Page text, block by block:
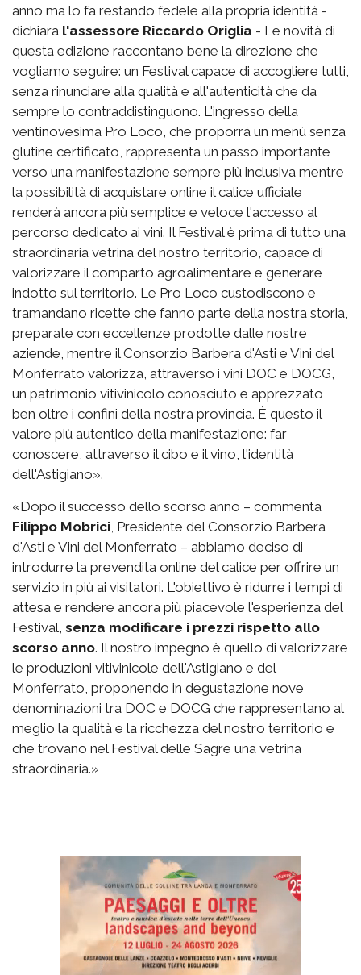
anno ma lo fa restando fedele alla propria identità -
dichiara l'assessore Riccardo Origlia - Le novità di
questa edizione raccontano bene la direzione che
vogliamo seguire: un Festival capace di accogliere tutti,
senza rinunciare alla qualità e all'autenticità che da
sempre lo contraddistinguono. L'ingresso della
ventinovesima Pro Loco, che proporrà un menù senza
glutine certificato, rappresenta un passo importante
verso una manifestazione sempre più inclusiva mentre
la possibilità di acquistare online il calice ufficiale
renderà ancora più semplice e veloce l'accesso al
percorso dedicato ai vini. Il Festival è prima di tutto una
straordinaria vetrina del nostro territorio, capace di
valorizzare il comparto agroalimentare e generare
indotto sul territorio. Le Pro Loco custodiscono e
tramandano ricette che fanno parte della nostra storia,
preparate con eccellenze prodotte dalle nostre
aziende, mentre il Consorzio Barbera d'Asti e Vini del
Monferrato valorizza, attraverso i vini DOC e DOCG,
un patrimonio vitivinicolo conosciuto e apprezzato
ben oltre i confini della nostra provincia. È questo il
valore più autentico della manifestazione: far
conoscere, attraverso il cibo e il vino, l'identità
dell'Astigiano».
«Dopo il successo dello scorso anno – commenta
Filippo Mobrici , Presidente del Consorzio Barbera
d'Asti e Vini del Monferrato – abbiamo deciso di
introdurre la prevendita online del calice per offrire un
servizio in più ai visitatori. L'obiettivo è ridurre i tempi di
attesa e rendere ancora più piacevole l'esperienza del
Festival, senza modificare i prezzi rispetto allo
scorso anno. Il nostro impegno è quello di valorizzare
le produzioni vitivinicole dell'Astigiano e del
Monferrato, proponendo in degustazione nove
denominazioni tra DOC e DOCG che rappresentano al
meglio la qualità e la ricchezza del nostro territorio e
che trovano nel Festival delle Sagre una vetrina
straordinaria.»